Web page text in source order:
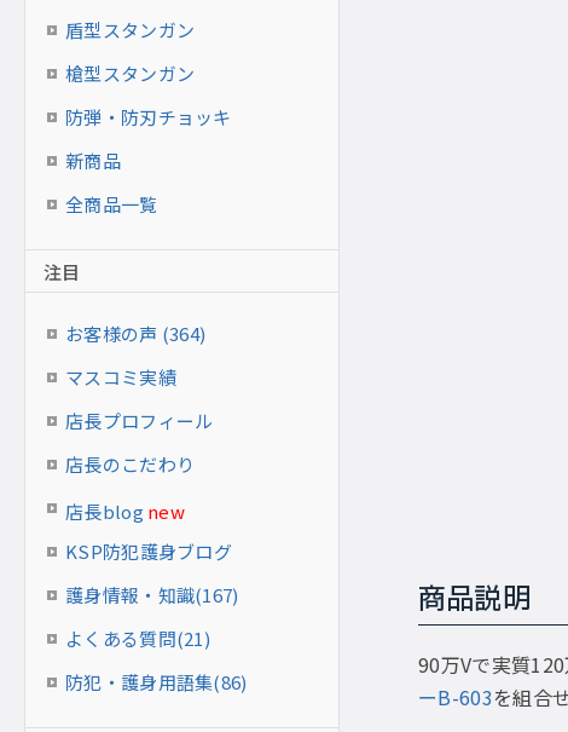
商品説明
90万Vで実質
ーB-603を組合
盾型スタンガン
槍型スタンガン
防弾・防刃チョッキ
新商品
全商品一覧
注目
お客様の声 (364)
マスコミ実績
店長プロフィール
店長のこだわり
店長blog new
KSP防犯護身ブログ
護身情報・知識(167)
よくある質問(21)
防犯・護身用語集(86)